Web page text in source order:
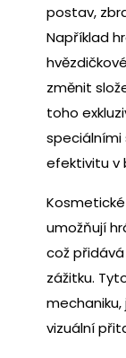
postav,
Například
změnit
toho
efektivitu v
umožňují
což
zážitku.
vizuální